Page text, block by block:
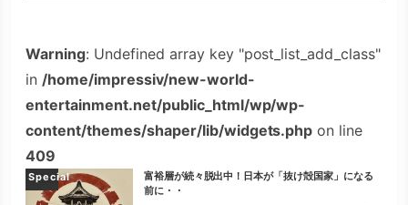
Warning: Undefined array key "post_list_add_class"
in /home/impressiv/new-world-
entertainment.net/public_html/wp/wp-
content/themes/shaper/lib/widgets.php on line
409
Special
富裕層が続々脱出中！日本が「抜け殻国家」になる
前に・・